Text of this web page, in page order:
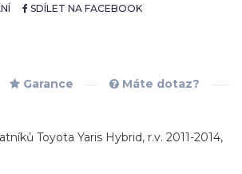
SDÍLET NA FACEBOOK
Garance Máte dotaz?
Toyota Yaris Hybrid, r.v. 2011-2014,